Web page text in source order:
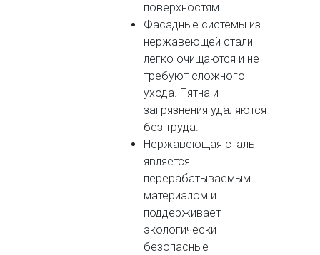
поверхностям.
Фасадные системы из
нержавеющей стали
легко очищаются и не
требуют сложного
ухода. Пятна и
загрязнения удаляются
без труда.
Нержавеющая сталь
является
перерабатываемым
материалом и
поддерживает
экологически
безопасные